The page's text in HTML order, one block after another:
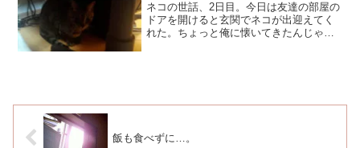
ネコの世話、2日目。今日は友達の部屋の
ドアを開けると玄関でネコが出迎えてく
れた。ちょっと俺に懐いてきたんじゃな
飯も食べずに…。